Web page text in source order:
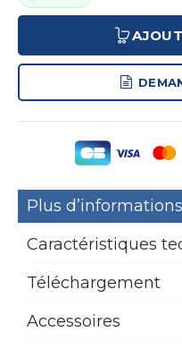
Plus d’informations
Caractéristiques
Téléchargement
Accessoires